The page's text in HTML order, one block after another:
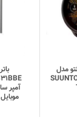
مدل
آمپر